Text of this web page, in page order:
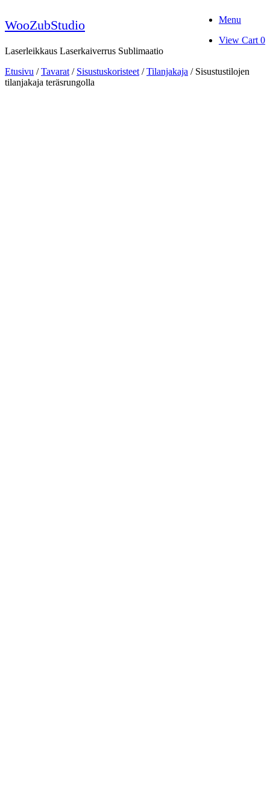
to
content
WooZubStudio
Laserleikkaus Laserkaiverrus Sublimaatio
Menu
View
View Cart 0
Etusivu /Tavarat / Sisustuskoristeet /Tilanjakaja / Sisustustilojen
tilanjakaja teräsrungolla